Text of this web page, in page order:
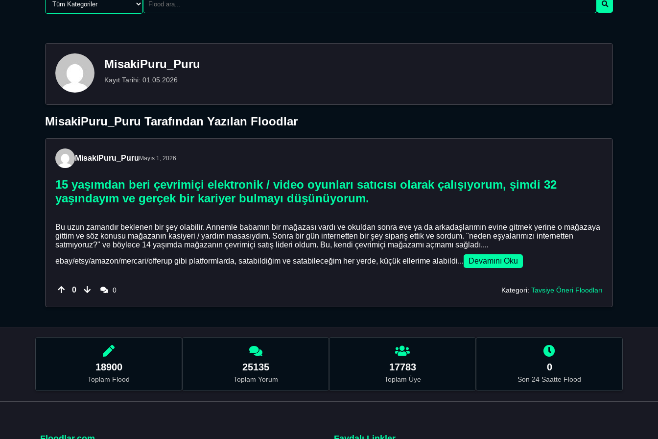
MisakiPuru_Puru
Kayıt Tarihi: 01.05.2026
MisakiPuru_Puru Tarafından Yazılan Floodlar
MisakiPuru_Puru Mayıs 1, 2026
15 yaşımdan beri çevrimiçi elektronik / video oyunları satıcısı olarak çalışıyorum, şimdi 32
yaşındayım ve gerçek bir kariyer bulmayı düşünüyorum.
Bu uzun zamandır beklenen bir şey olabilir. Annemle babamın bir mağazası vardı ve okuldan sonra eve ya da arkadaşlarımın evine gitmek yerine o mağazaya
gittim ve söz konusu mağazanın kasiyeri / yardım masasıydım. Sonra bir gün internetten bir şey sipariş ettik ve sordum. "neden eşyalarımızı internetten
satmıyoruz?" ve böylece 14 yaşımda mağazanın çevrimiçi satış lideri oldum. Bu, kendi çevrimiçi mağazamı açmamı sağladı....
ebay/etsy/amazon/mercari/offerup gibi platformlarda, satabildiğim ve satabileceğim her yerde, küçük ellerime alabildi...
Devamını Oku
0 0 Kategori: Tavsiye Öneri Floodları
18900
Toplam Flood
25135
Toplam Yorum
17783
Toplam Üye
0
Son 24 Saatte Flood